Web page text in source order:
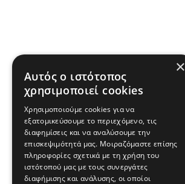
×
Αυτός ο ιστότοπος
χρησιμοποιεί cookies
Χρησιμοποιούμε cookies για να
εξατομικεύσουμε το περιεχόμενο, τις
διαφημίσεις και να αναλύσουμε την
επισκεψιμότητά μας. Μοιραζόμαστε επίσης
πληροφορίες σχετικά με τη χρήση του
ιστότοπού μας με τους συνεργάτες
διαφήμισης και ανάλυσης, οι οποίοι